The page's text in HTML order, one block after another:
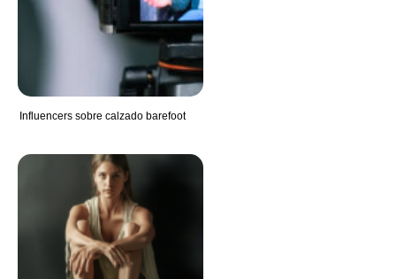
Influencers sobre calzado barefoot